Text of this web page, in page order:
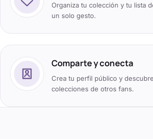
Organiza tu colección y tu lista
un solo gesto.
Comparte y conecta
Crea tu perfil público y
colecciones de otros fans.